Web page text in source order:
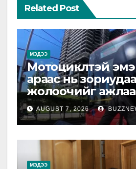
Related Post
МЭДЭЭ
Мотоциклтэй
араас нь зориудаар
жолоочийг
чөлөөлжээ
AUGUST 7, 2026
МЭДЭЭ